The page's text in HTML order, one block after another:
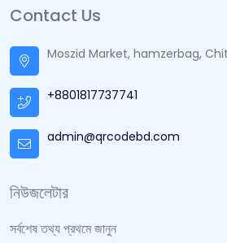
About Us
Contact Us
Moszid Market, hamzerbag,
+8801817737741
admin@qrcodebd.com